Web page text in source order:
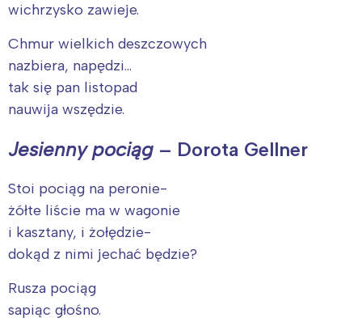
wichrzysko zawieje.
Chmur wielkich deszczowych
nazbiera, napędzi…
tak się pan listopad
nauwija wszędzie.
Jesienny pociąg – Dorota Gellner
Stoi pociąg na peronie-
żółte liście ma w wagonie
i kasztany, i żołędzie-
dokąd z nimi jechać będzie?
Rusza pociąg
sapiąc głośno.